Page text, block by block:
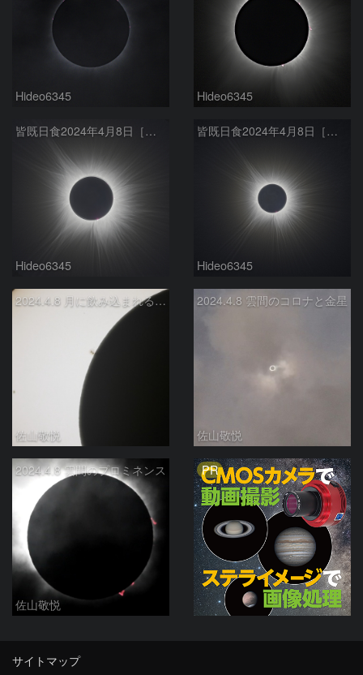
Hideo6345 Hideo6345
皆既日食2024年4月8日［外部コロナ f600mm］
Hideo6345
皆既日食2024年4月8日［外部コロナ f400mm］
Hideo6345
2024.4.8 月に飲み込まれる黒点
佐山敬悦
2024.4.8 雲間のコロナと金星
佐山敬悦
2024.4.8 雲間のプロミネンス
佐山敬悦
PR
サイトマップ